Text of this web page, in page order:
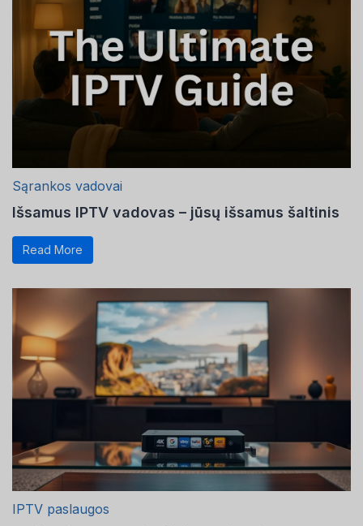
Sąrankos vadovai
Išsamus IPTV vadovas – jūsų išsamus šaltinis
Read More
IPTV paslaugos